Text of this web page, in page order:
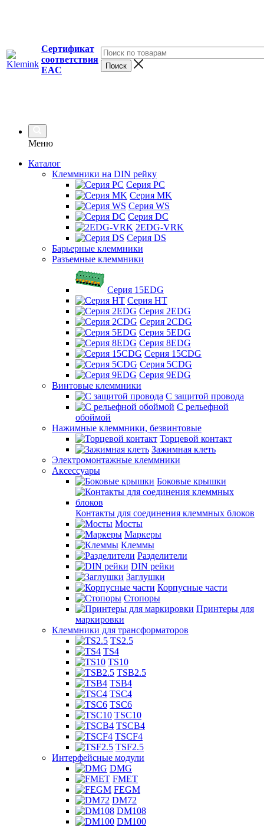
Сертификат
соответствия
EAC
Меню
Каталог
Клеммники на DIN рейку
Серия PC
Серия MK
Серия WS
Серия DC
2EDG-VRK
Серия DS
Барьерные клеммники
Разъемные клеммники
Серия 15EDG
Серия HT
Серия 2EDG
Серия 2CDG
Серия 5EDG
Серия 8EDG
Серия 15CDG
Серия 5CDG
Серия 9EDG
Винтовые клеммники
С защитой провода
C рельефной
обоймой
Нажимные клеммники, безвинтовые
Торцевой контакт
Зажимная клеть
Электромонтажные клеммники
Аксессуары
Боковые крышки
Контакты для соединения клеммных блоков
Мосты
Маркеры
Клеммы
Разделители
DIN рейки
Заглушки
Корпусные части
Стопоры
Принтеры для
маркировки
Клеммники для трансформаторов
TS2.5
TS4
TS10
TSB2.5
TSB4
TSC4
TSC6
TSC10
TSCB4
TSCF4
TSF2.5
Интерфейсные модули
DMG
FMET
FEGM
DM72
DM108
DM100